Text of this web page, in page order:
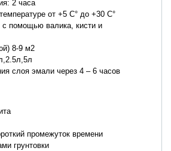
2 часа
от +5 С° до +30 С°
с помощью валика, кисти и
8-9 м2
слоя эмали через 4 – 6 часов
промежуток времени
грунтовки